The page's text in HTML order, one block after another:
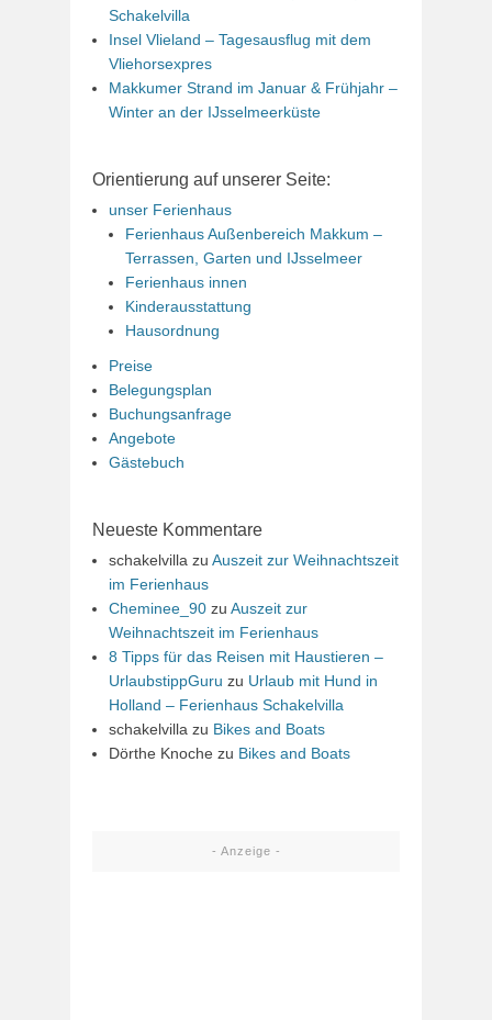
Schakelvilla
Insel Vlieland – Tagesausflug mit dem
Vliehorsexpres
Makkumer Strand im Januar & Frühjahr –
Winter an der IJsselmeerküste
Orientierung auf unserer Seite:
unser Ferienhaus
Ferienhaus Außenbereich Makkum –
Terrassen, Garten und IJsselmeer
Ferienhaus innen
Kinderausstattung
Hausordnung
Preise
Belegungsplan
Buchungsanfrage
Angebote
Gästebuch
Neueste Kommentare
schakelvilla zu Auszeit zur Weihnachtszeit
im Ferienhaus
Cheminee_90 zu Auszeit zur
Weihnachtszeit im Ferienhaus
8 Tipps für das Reisen mit Haustieren –
UrlaubstippGuru zu Urlaub mit Hund in
Holland – Ferienhaus Schakelvilla
schakelvilla zu Bikes and Boats
Dörthe Knoche zu Bikes and Boats
- Anzeige -